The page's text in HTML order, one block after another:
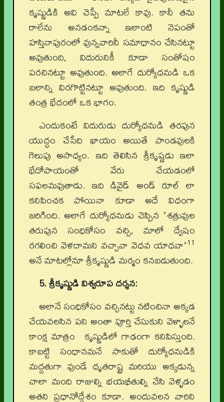
కృష్ణుడికి అవి చెప్పే మాటలే కావు. కానీ తను
రాలేను అనడంకన్నా ఇలాంటి నెపంతో
హస్తినాపురంలో వున్నవారినీ సమాధానం చేసినట్టూ
అవుతుంది, విదురునికీ కూడా సంతోషం
పరచినట్టూ అవుతుంది. అలాగే దుర్యోధనుడి ఒక
బలాన్ని విరగొట్టినట్టూ అవుతుంది. ఇది కృష్ణుడి
తంత్ర భేదంలో ఒక భాగం.
ఎందుకంటే విదురుడు దుర్యోధనుడి తరపున
యుద్ధం చేసేది ఖాయం అయితే పాండవులకి
గెలుపు అసాధ్యం. ఇది తెలిసిన శ్రీకృష్ణడు ఇలా
భేదోపాయంతో వేరు చేయడంలో
సఫలమవుతాడు. ఇది డివైడ్ అండ్ రూల్ లా
కనిపించక పోయినా కూడా అదే విధంగా
జరిగింది. అలాగే దుర్యోధనుడు చెప్పిన ʼశత్రువుల
తరుపున సంధికోసం వచ్చి, మాలో ద్వేషం
రగలించి వెళదామని వచ్చావా వెధవ యాధవాʼ11
అనే మాటల్లోనూ శ్రీకృష్ణుడి మర్మం కనబడుతుంది.
5. శ్రీకృష్ణుడి విశ్వరూప దర్శన:
అలానే సంధికోసం వచ్చినట్టు నటించినా అక్కడ
చేయవలసిన పని అంతా పూర్తి చేసుకుని వెళ్ళాలనే
కాంక్ష మాత్రం కృష్ణుడిలో గాఢంగా కనిపిస్తుంది.
కాబట్టి సంధానమనే సాకుతో దుర్యోధనుడికి
మద్దతుగా వుండే ధృతరాష్ట్ర మరియు అక్కడున్న
చాలా మంది రాజుల్ని భయభీతుల్ని చేసి వెళ్ళడం
అతని ప్రధానోద్దేశం కూడా. అందువలన వారిని